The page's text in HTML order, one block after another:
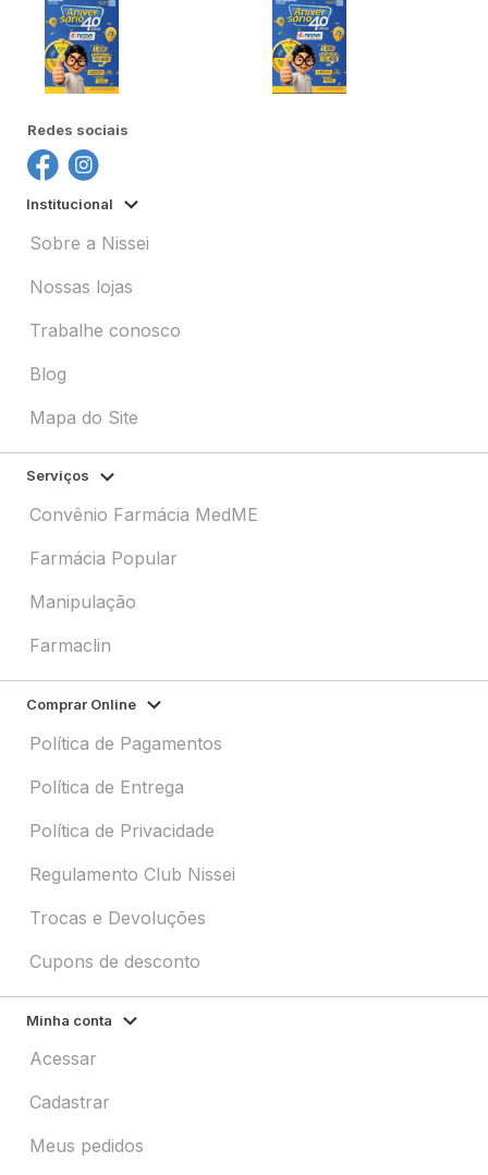
Redes sociais
Institucional
Sobre a Nissei
Nossas lojas
Trabalhe conosco
Blog
Mapa do Site
Serviços
Convênio Farmácia MedME
Farmácia Popular
Manipulação
Farmaclin
Comprar Online
Política de Pagamentos
Política de Entrega
Política de Privacidade
Regulamento Club Nissei
Trocas e Devoluções
Cupons de desconto
Minha conta
Acessar
Cadastrar
Meus pedidos